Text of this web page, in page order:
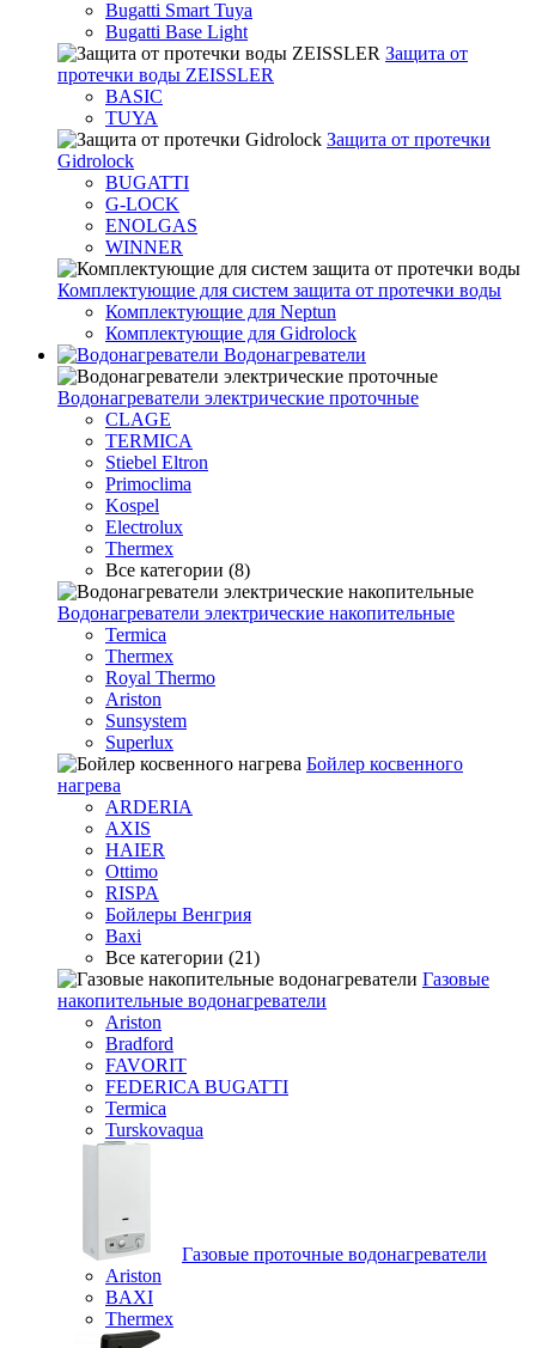
Bugatti Smart Tuya
Bugatti Base Light
Защита от
протечки воды ZEISSLER
BASIC
TUYA
Защита от протечки
Gidrolock
BUGATTI
G-LOCK
ENOLGAS
WINNER
Комплектующие для систем защита от протечки воды
Комплектующие для Neptun
Комплектующие для Gidrolock
Водонагреватели
Водонагреватeли электрические проточные
CLAGE
TERMICA
Stiebel Eltron
Primoclima
Kospel
Electrolux
Thermex
Все категории (8)
Водонагреватели электрические накопительные
Termica
Thermex
Royal Thermo
Ariston
Sunsystem
Superlux
Бойлер косвенного
нагрева
ARDERIA
AXIS
HAIER
Ottimo
RISPA
Бойлеры Венгрия
Baxi
Все категории (21)
Газовые
накопительные водонагреватели
Ariston
Bradford
FAVORIT
FEDERICA BUGATTI
Termica
Turskovaqua
Газовые проточные водонагреватели
Ariston
BAXI
Thermex